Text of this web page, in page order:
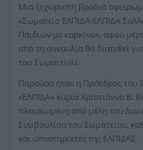
Μια ξεχωριστή βραδιά
«Σωματείο ΕΛΠΙΔΑ-ΕΛΠΙΔΑ
Παιδιών με καρκίνο», αφού
από τη συναυλία θα διατεθεί
του Σωματείου.
Παρούσα ήταν η Πρόεδρος του
«ΕΛΠΙΔΑ» κυρία Χριστιάννα Β.
πλαισιωμένη από μέλη του
Συμβουλίου του Σωματείου,
και υποστηρικτές της ΕΛΠΙΔΑΣ.